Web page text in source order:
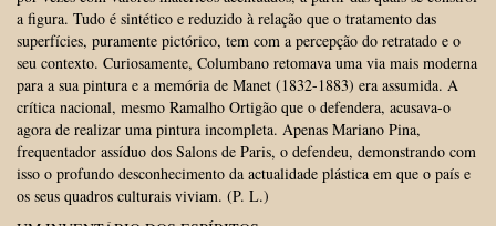
a figura. Tudo é sintético e reduzido à relação que o tratamento das
superfícies, puramente pictórico, tem com a percepção do retratado e o
seu contexto. Curiosamente, Columbano retomava uma via mais moderna
para a sua pintura e a memória de Manet (1832-1883) era assumida. A
crítica nacional, mesmo Ramalho Ortigão que o defendera, acusava-o
agora de realizar uma pintura incompleta. Apenas Mariano Pina,
frequentador assíduo dos Salons de Paris, o defendeu, demonstrando com
isso o profundo desconhecimento da actualidade plástica em que o país e
os seus quadros culturais viviam. (P. L.)